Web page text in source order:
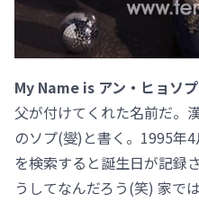
My Name is アン・ヒョソプ
父が付けてくれた名前だ。
のソプ(燮)と書く。1995年
を検索すると誕生日が記録
うしてなんだろう(笑) 家で